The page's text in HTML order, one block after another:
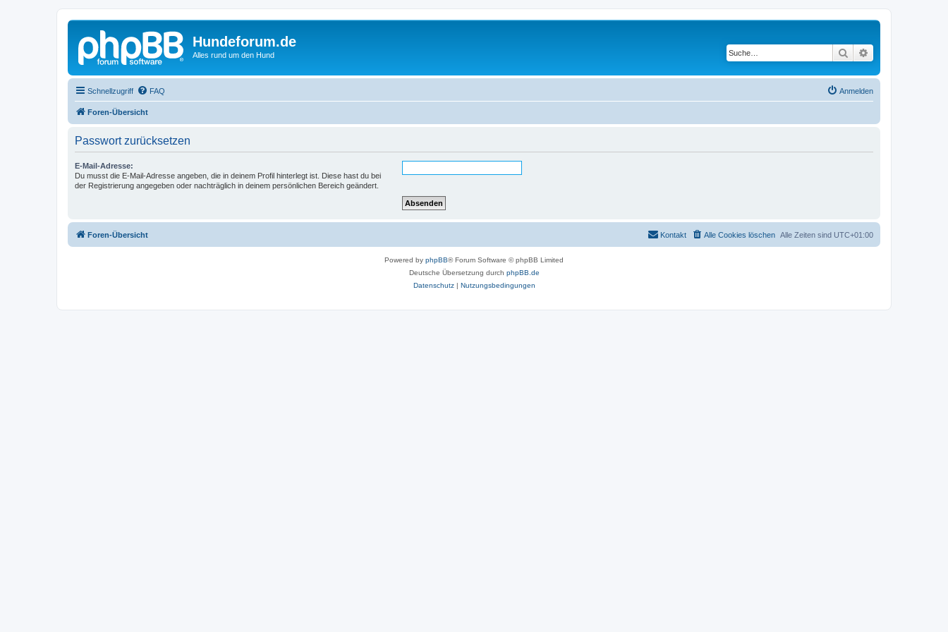
Hundeforum.de
Alles rund um den Hund Suche
Schnellzugriff FAQ Anmelden
Foren-Übersicht
Passwort zurücksetzen
E-Mail-Adresse:
Du musst die E-Mail-Adresse angeben, die in deinem Profil hinterlegt ist. Diese hast du bei
der Registrierung angegeben oder nachträglich in deinem persönlichen Bereich geändert.
Foren-Übersicht Alle Zeiten sind UTC+01:00
Alle Cookies löschen
Kontakt
Powered by phpBB® Forum Software © phpBB Limited
Deutsche Übersetzung durch phpBB.de
Datenschutz| Nutzungsbedingungen